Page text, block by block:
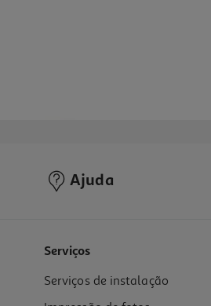
Ajuda
Serviços
Serviços de instalação